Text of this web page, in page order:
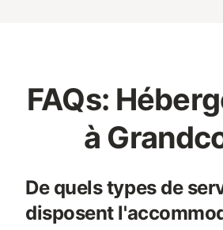
FAQs:
à
De quels types de
disposent